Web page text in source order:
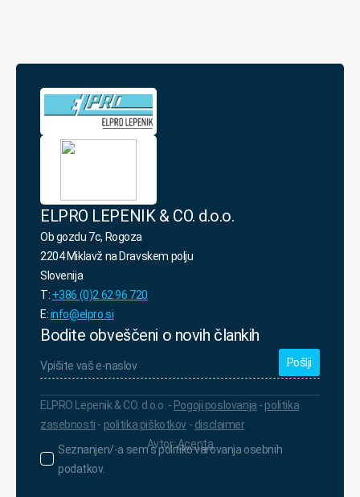
ELPRO LEPENIK & CO. d.o.o.
Ob gozdu 7c, Rogoza
2204 Miklavž na Dravskem polju
Slovenija
T: +386 (0)2 62 96 720
E:info@elpro.si
Bodite obveščeni o novih člankih
vaš
e-
*
Seznanjen/-
a
Seznanjen/-a sem s politiko varovanja osebnih
podatkov.
ELPRO Lepenik & CO. d.o.o. - Pogoji poslovanja - politika
zasebnosti - politika piškotkov - disclaimer
Avtor:Acenta